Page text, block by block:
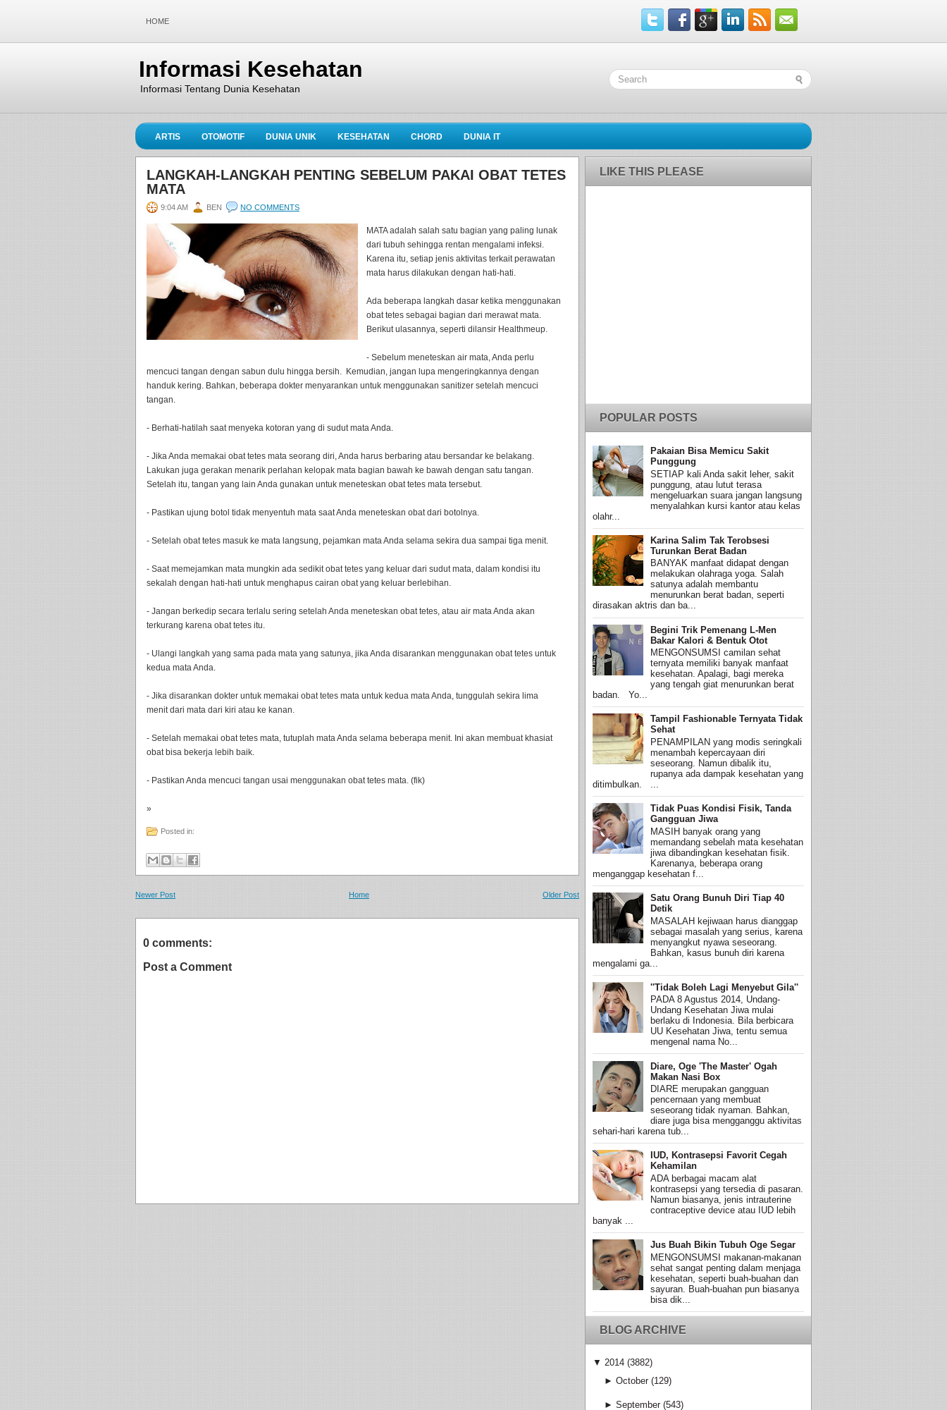
HOME
Informasi Kesehatan
Informasi Tentang Dunia Kesehatan
ARTIS OTOMOTIF DUNIA UNIK KESEHATAN CHORD DUNIA IT
LANGKAH-LANGKAH PENTING SEBELUM PAKAI OBAT TETES
MATA
9:04 AM BEN NO COMMENTS
MATA adalah salah satu bagian yang paling lunak
dari tubuh sehingga rentan mengalami infeksi.
Karena itu, setiap jenis aktivitas terkait perawatan
mata harus dilakukan dengan hati-hati.
Ada beberapa langkah dasar ketika menggunakan
obat tetes sebagai bagian dari merawat mata.
Berikut ulasannya, seperti dilansir Healthmeup.
- Sebelum meneteskan air mata, Anda perlu
mencuci tangan dengan sabun dulu hingga bersih. Kemudian, jangan lupa mengeringkannya dengan
handuk kering. Bahkan, beberapa dokter menyarankan untuk menggunakan sanitizer setelah mencuci
tangan.
- Berhati-hatilah saat menyeka kotoran yang di sudut mata Anda.
- Jika Anda memakai obat tetes mata seorang diri, Anda harus berbaring atau bersandar ke belakang.
Lakukan juga gerakan menarik perlahan kelopak mata bagian bawah ke bawah dengan satu tangan.
Setelah itu, tangan yang lain Anda gunakan untuk meneteskan obat tetes mata tersebut.
- Pastikan ujung botol tidak menyentuh mata saat Anda meneteskan obat dari botolnya.
- Setelah obat tetes masuk ke mata langsung, pejamkan mata Anda selama sekira dua sampai tiga menit.
- Saat memejamkan mata mungkin ada sedikit obat tetes yang keluar dari sudut mata, dalam kondisi itu
sekalah dengan hati-hati untuk menghapus cairan obat yang keluar berlebihan.
- Jangan berkedip secara terlalu sering setelah Anda meneteskan obat tetes, atau air mata Anda akan
terkurang karena obat tetes itu.
- Ulangi langkah yang sama pada mata yang satunya, jika Anda disarankan menggunakan obat tetes untuk
kedua mata Anda.
- Jika disarankan dokter untuk memakai obat tetes mata untuk kedua mata Anda, tunggulah sekira lima
menit dari mata dari kiri atau ke kanan.
- Setelah memakai obat tetes mata, tutuplah mata Anda selama beberapa menit. Ini akan membuat khasiat
obat bisa bekerja lebih baik.
- Pastikan Anda mencuci tangan usai menggunakan obat tetes mata. (fik)
»
Posted in:
Newer Post Older Post
Home
0 comments:
Post a Comment
LIKE THIS PLEASE
POPULAR POSTS
Pakaian Bisa Memicu Sakit
Punggung
SETIAP kali Anda sakit leher, sakit
punggung, atau lutut terasa
mengeluarkan suara jangan langsung
menyalahkan kursi kantor atau kelas
olahr...
Karina Salim Tak Terobsesi
Turunkan Berat Badan
BANYAK manfaat didapat dengan
melakukan olahraga yoga. Salah
satunya adalah membantu
menurunkan berat badan, seperti
dirasakan aktris dan ba...
Begini Trik Pemenang L-Men
Bakar Kalori & Bentuk Otot
MENGONSUMSI camilan sehat
ternyata memiliki banyak manfaat
kesehatan. Apalagi, bagi mereka
yang tengah giat menurunkan berat
badan. Yo...
Tampil Fashionable Ternyata Tidak
Sehat
PENAMPILAN yang modis seringkali
menambah kepercayaan diri
seseorang. Namun dibalik itu,
rupanya ada dampak kesehatan yang
ditimbulkan. ...
Tidak Puas Kondisi Fisik, Tanda
Gangguan Jiwa
MASIH banyak orang yang
memandang sebelah mata kesehatan
jiwa dibandingkan kesehatan fisik.
Karenanya, beberapa orang
menganggap kesehatan f...
Satu Orang Bunuh Diri Tiap 40
Detik
MASALAH kejiwaan harus dianggap
sebagai masalah yang serius, karena
menyangkut nyawa seseorang.
Bahkan, kasus bunuh diri karena
mengalami ga...
''Tidak Boleh Lagi Menyebut Gila''
PADA 8 Agustus 2014, Undang-
Undang Kesehatan Jiwa mulai
berlaku di Indonesia. Bila berbicara
UU Kesehatan Jiwa, tentu semua
mengenal nama No...
Diare, Oge 'The Master' Ogah
Makan Nasi Box
DIARE merupakan gangguan
pencernaan yang membuat
seseorang tidak nyaman. Bahkan,
diare juga bisa mengganggu aktivitas
sehari-hari karena tub...
IUD, Kontrasepsi Favorit Cegah
Kehamilan
ADA berbagai macam alat
kontrasepsi yang tersedia di pasaran.
Namun biasanya, jenis intrauterine
contraceptive device atau IUD lebih
banyak ...
Jus Buah Bikin Tubuh Oge Segar
MENGONSUMSI makanan-makanan
sehat sangat penting dalam menjaga
kesehatan, seperti buah-buahan dan
sayuran. Buah-buahan pun biasanya
bisa dik...
BLOG ARCHIVE
▼ 2014 (3882)
► October (129)
► September (543)